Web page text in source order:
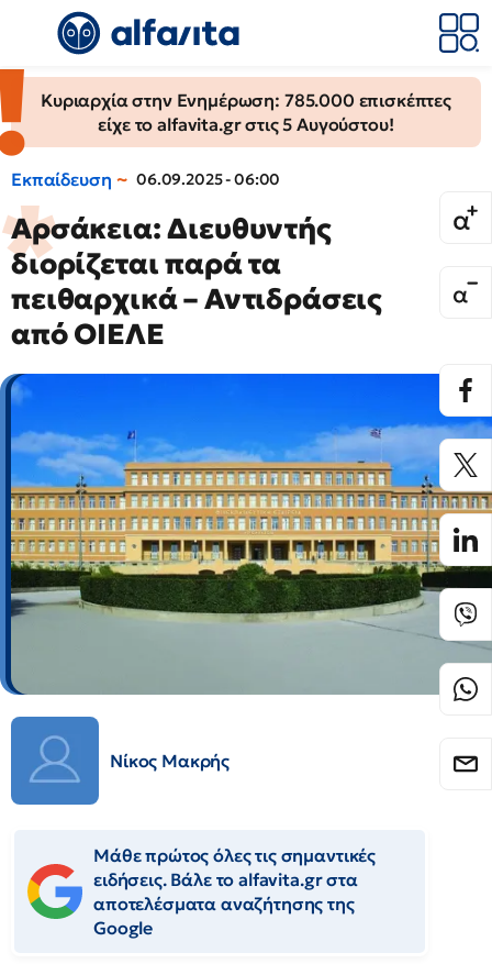
Κυριαρχία στην Ενημέρωση: 785.000 επισκέπτες
είχε το alfavita.gr στις 5 Αυγούστου!
Εκπαίδευση 06.09.2025 - 06:00
Αρσάκεια: Διευθυντής
διορίζεται παρά τα
πειθαρχικά – Αντιδράσεις
από ΟΙΕΛΕ
Νίκος Μακρής
Μάθε πρώτος όλες τις σημαντικές
ειδήσεις. Βάλε το alfavita.gr στα
αποτελέσματα αναζήτησης της
Google